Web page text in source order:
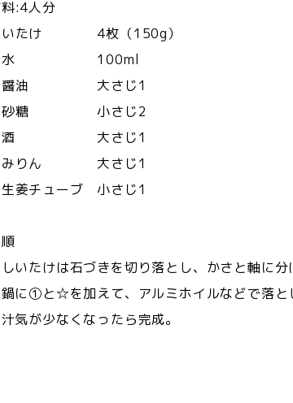
:4人分
いたけ 4枚（150g）
水 100ml
油 大さじ1
糖 小さじ2
酒 大さじ1
りん 大さじ1
姜チューブ 小さじ1
いたけは石づきを切り落とし、かさと軸に
に①と☆を加えて、アルミホイルなどで落と
気が少なくなったら完成。